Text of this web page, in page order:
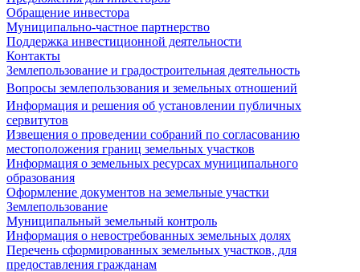
Обращение инвестора
Муниципально-частное партнерство
Поддержка инвестиционной деятельности
Контакты
Землепользование и градостроительная деятельность
Вопросы землепользования и земельных отношений
Информация и решения об установлении публичных
сервитутов
Извещения о проведении собраний по согласованию
местоположения границ земельных участков
Информация о земельных ресурсах муниципального
образования
Оформление документов на земельные участки
Землепользование
Муниципальный земельный контроль
Информация о невостребованных земельных долях
Перечень сформированных земельных участков, для
предоставления гражданам